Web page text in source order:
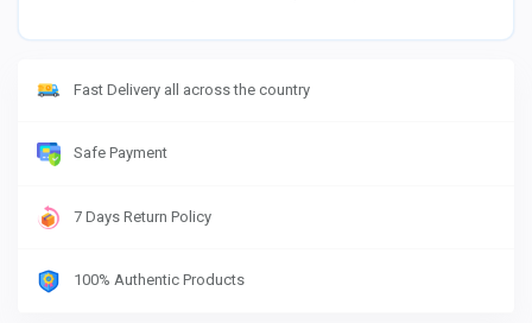
Fast Delivery all across the country
Safe Payment
7 Days Return Policy
100% Authentic Products